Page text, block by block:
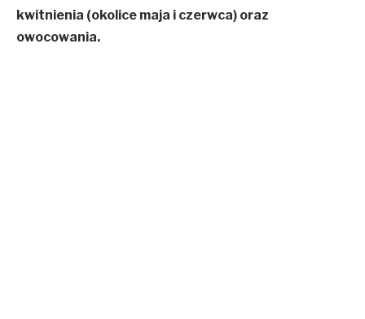
kwitnienia (okolice maja i czerwca) oraz
owocowania.